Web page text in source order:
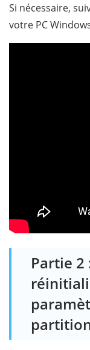
Si nécessaire,
votre PC
Partie 2